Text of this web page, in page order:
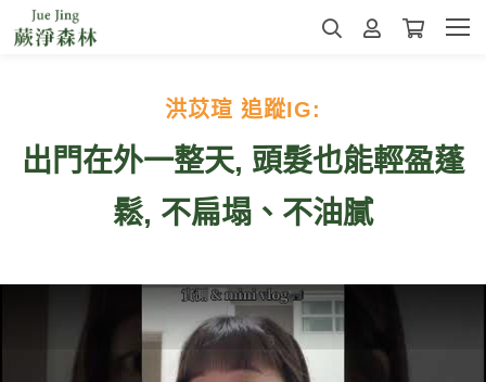
洪苡瑄 追蹤IG:
出門在外一整天, 頭髮也能輕盈蓬
鬆, 不扁塌、不油膩